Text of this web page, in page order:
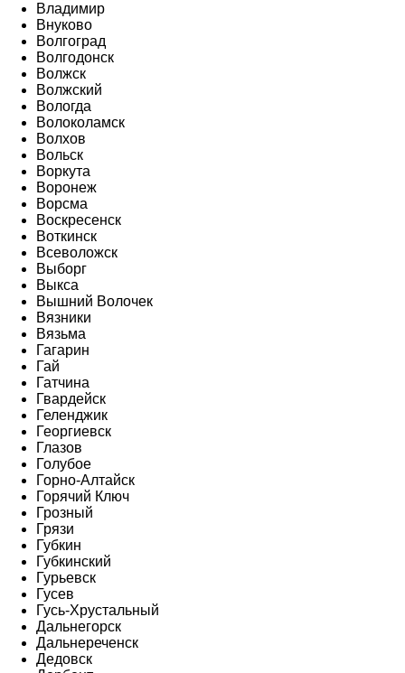
Владимир
Внуково
Волгоград
Волгодонск
Волжск
Волжский
Вологда
Волоколамск
Волхов
Вольск
Воркута
Воронеж
Ворсма
Воскресенск
Воткинск
Всеволожск
Выборг
Выкса
Вышний Волочек
Вязники
Вязьма
Гагарин
Гай
Гатчина
Гвардейск
Геленджик
Георгиевск
Глазов
Голубое
Горно-Алтайск
Горячий Ключ
Грозный
Грязи
Губкин
Губкинский
Гурьевск
Гусев
Гусь-Хрустальный
Дальнегорск
Дальнереченск
Дедовск